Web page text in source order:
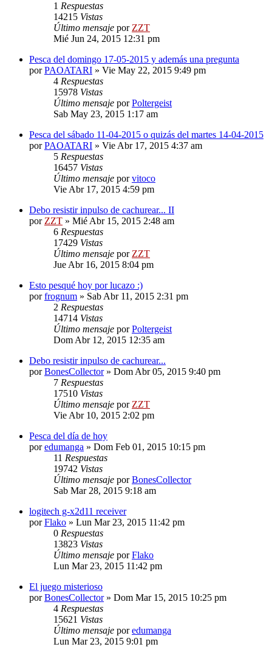
1 Respuestas
14215 Vistas
Último mensaje por ZZT
Mié Jun 24, 2015 12:31 pm
Pesca del domingo 17-05-2015 y además una pregunta
porPAOATARI » Vie May 22, 2015 9:49 pm
4 Respuestas
15978 Vistas
Último mensaje porPoltergeist
Sab May 23, 2015 1:17 am
Pesca del sábado 11-04-2015 o quizás del martes 14-04-2015
porPAOATARI » Vie Abr 17, 2015 4:37 am
5 Respuestas
16457 Vistas
Último mensaje porvitoco
Vie Abr 17, 2015 4:59 pm
Debo resistir inpulso de cachurear... II
por ZZT » Mié Abr 15, 2015 2:48 am
6 Respuestas
17429 Vistas
Último mensaje por ZZT
Jue Abr 16, 2015 8:04 pm
Esto pesqué hoy por lucazo :)
porfrognum » Sab Abr 11, 2015 2:31 pm
2 Respuestas
14714 Vistas
Último mensaje porPoltergeist
Dom Abr 12, 2015 12:35 am
Debo resistir inpulso de cachurear...
porBonesCollector» Dom Abr 05, 2015 9:40 pm
7 Respuestas
17510 Vistas
Último mensaje por ZZT
Vie Abr 10, 2015 2:02 pm
Pesca del día de hoy
poredumanga » Dom Feb 01, 2015 10:15 pm
11 Respuestas
19742 Vistas
Último mensaje porBonesCollector
Sab Mar 28, 2015 9:18 am
logitech g-x2d11 receiver
porFlako » Lun Mar 23, 2015 11:42 pm
0 Respuestas
13823 Vistas
Último mensaje porFlako
Lun Mar 23, 2015 11:42 pm
El juego misterioso
porBonesCollector» Dom Mar 15, 2015 10:25 pm
4 Respuestas
15621 Vistas
Último mensaje poredumanga
Lun Mar 23, 2015 9:01 pm